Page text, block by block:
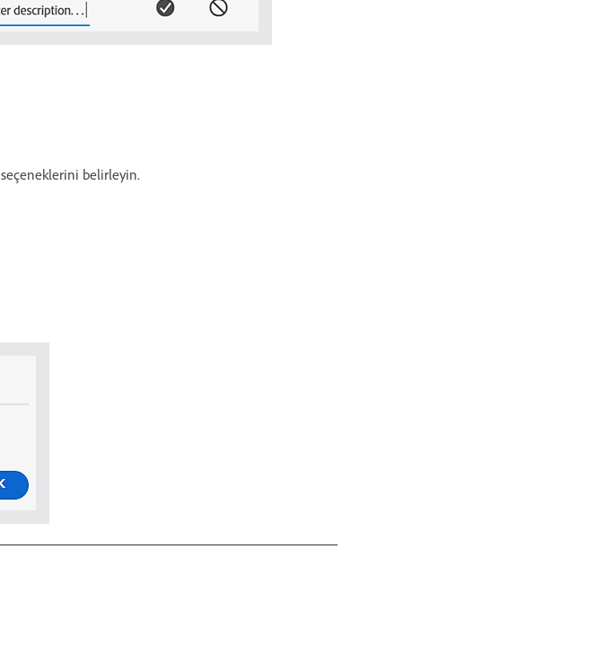
seçeneklerini belirleyin.